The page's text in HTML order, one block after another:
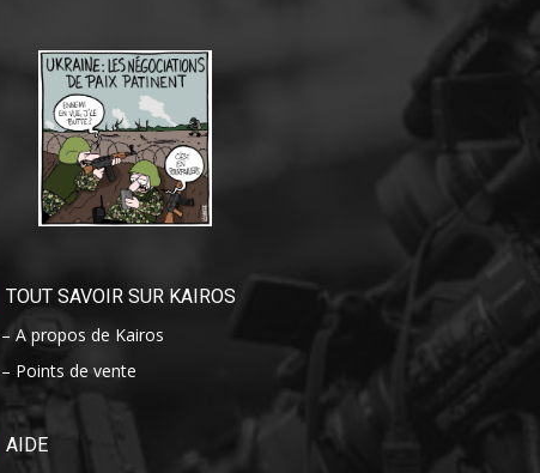
TOUT SAVOIR SUR KAIROS
– A propos de Kairos
– Points de vente
AIDE